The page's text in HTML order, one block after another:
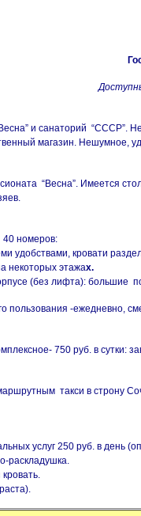
и санаторий “СССР”.
магазин. Нешумное,
“Весна”. Имеется
40 номеров:
удобствами, кровати
некоторых этажах.
(без лифта): большие
пользования -ежедневно,
750 руб. в сутки:
такси в строну
услуг 250 руб. в день
раскладушка.